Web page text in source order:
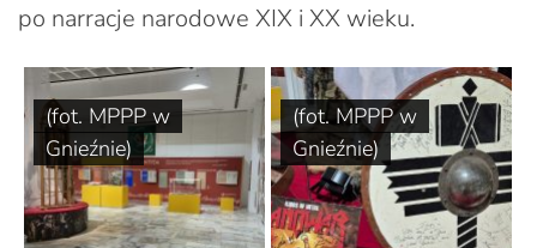
po narracje narodowe XIX i XX wieku.
(fot. MPPP w
Gnieźnie)
(fot. MPPP w
Gnieźnie)